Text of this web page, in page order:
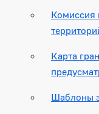
Комиссия
Карта
Шаблоны